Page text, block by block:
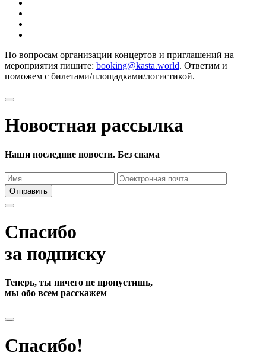
По вопросам организации концертов и приглашений на
мероприятия пишите: booking@kasta.world. Ответим и
поможем с билетами/площадками/логистикой.
Новостная рассылка
Наши последние новости. Без спама
Отправить
Спасибо
за подписку
Теперь, ты ничего не пропустишь,
мы обо всем расскажем
Спасибо!